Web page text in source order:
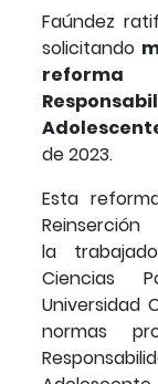
Faúndez
solicitando
de 2023.
Esta
la
Ciencias
Universidad
normas